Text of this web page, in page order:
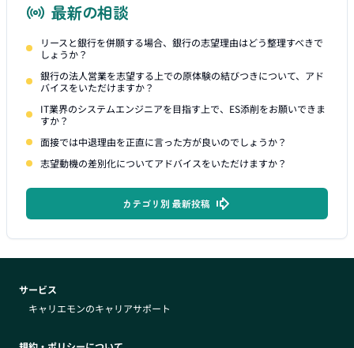
最新の相談
リースと銀行を併願する場合、銀行の志望理由はどう整理すべきで
しょうか？
銀行の法人営業を志望する上での原体験の結びつきについて、アド
バイスをいただけますか？
IT業界のシステムエンジニアを目指す上で、ES添削をお願いできま
すか？
面接では中退理由を正直に言った方が良いのでしょうか？
志望動機の差別化についてアドバイスをいただけますか？
カテゴリ別 最新投稿
サービス
キャリエモンのキャリアサポート